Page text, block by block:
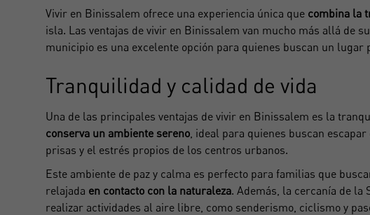
Vivir en Binissalem ofrece una experiencia única que combina la
isla. Las ventajas de vivir en Binissalem van mucho más allá de
municipio es una excelente opción para quienes buscan un lugar
Tranquilidad y calidad de vida
Una de las principales ventajas de vivir en Binissalem es la
conserva un ambiente sereno, ideal para quienes buscan
prisas y el estrés propios de los centros urbanos.
Este ambiente de paz y calma es perfecto para familias que
relajada en contacto con la naturaleza. Además, la cercanía de la
realizar actividades al aire libre, como senderismo, ciclismo y